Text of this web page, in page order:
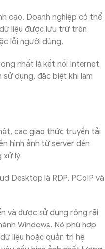
cao. Doanh nghiệp có thể
liệu được lưu trữ trên
lỗi người dùng.
nhất là kết nối Internet
dụng, đặc biệt khi làm
các giao thức truyền tải
hình ảnh từ server đến
lý.
Desktop là RDP, PCoIP và
và được sử dụng rộng rãi
Windows. Nó phù hợp
liệu hoặc quản trị hệ